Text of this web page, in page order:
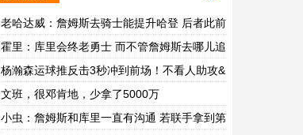
老哈达威：詹姆斯去骑士能提升哈登 后者此前
没被队友挑战过
霍里：库里会终老勇士 而不管詹姆斯去哪儿追
梦都会跟随
杨瀚森运球推反击3秒冲到前场！不看人助攻&
整次进攻仅用6秒！
文班，很邓肯地，少拿了5000万
小虫：詹姆斯和库里一直有沟通 若联手拿到第